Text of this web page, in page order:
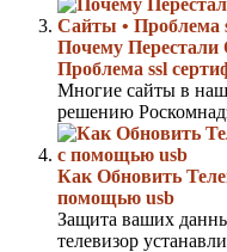
Почему
Проблема ssl
Многие сайты в
решению
Как Обновить
помощью usb
Защита ваших
телевизор